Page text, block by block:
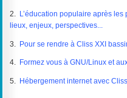
2.
L’éducation populaire après
lieux, enjeux, perspectives...
3. Pour se rendre à Cliss XXI
4. Formez vous à GNU/Linux et
5. Hébergement internet avec Cliss